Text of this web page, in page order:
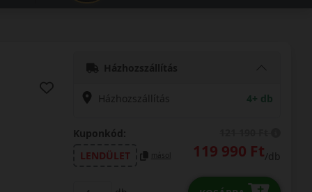
Házhozszállítás
Házhozszállítás 4+ db
Kuponkód:
LENDÜLET
másol 119 990 Ft/db